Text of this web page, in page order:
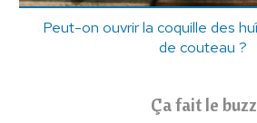
Peut-on ouvrir la coquille des
de couteau ?
Ça fait le buzz